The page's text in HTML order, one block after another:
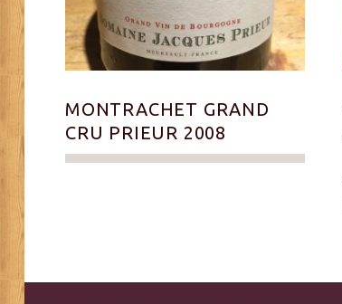
MONTRACHET GRAND
CRU PRIEUR 2008